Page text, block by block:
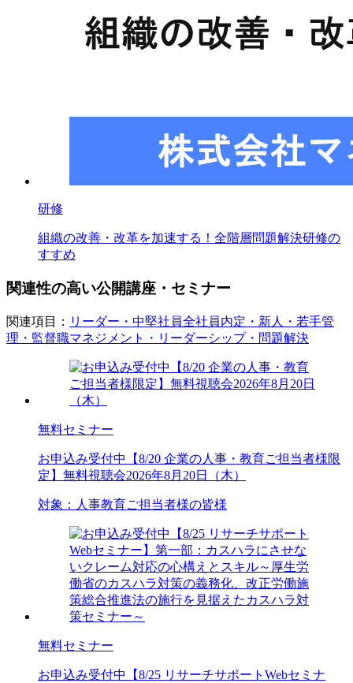
研修
組織の改善・改革を加速する！全階層問題解決研修の
すすめ
関連性の高い公開講座・セミナー
関連項目： リーダー・中堅社員全社員内定・新人・若手管
理・監督職マネジメント・リーダーシップ・問題解決
無料セミナー
お申込み受付中
【8/20 企業の人事・教育ご担当者様限
定】無料視聴会2026年8月20日（木）
対象： 人事教育ご担当者様の皆様
無料セミナー
お申込み受付中
【8/25 リサーチサポートWebセミナ